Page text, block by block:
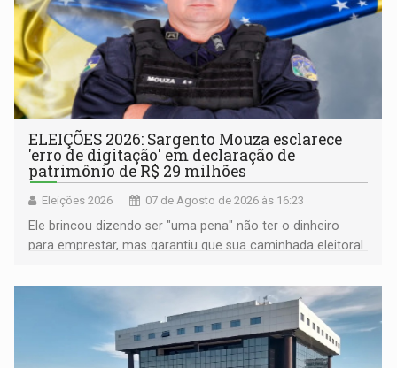
ELEIÇÕES 2026: Sargento Mouza esclarece
'erro de digitação' em declaração de
patrimônio de R$ 29 milhões
Eleições 2026 07 de Agosto de 2026 às 16:23
Ele brincou dizendo ser "uma pena" não ter o dinheiro
para emprestar, mas garantiu que sua caminhada eleitoral